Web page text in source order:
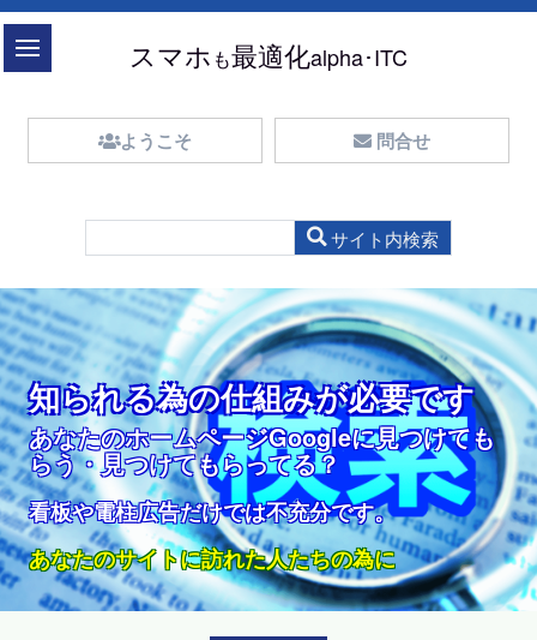
スマホ も最適化alpha･ITC
ようこそ 問合せ
どうやって医院を探しますか？
あなたは、どんな方法でお医者さんを
探しますか？
どうやって病院を探しますか？どんな医院なら少
し遠くても通いますか
スライダー画像クリックで関連記事にジャンプし
ます
どんな、お医者さん？
どんな医院なら？
多少遠くても行きますか？
通いますか？
クリックされ訪問されるために必要なこと
知られる為の仕組みが必要です
やみよのカラスになっていませんかホ
ームページ？
看板や電柱広告だけでは不充分なんです。
ウェブマーケティングが必要です。
知られる為の仕組みが必要です
あなたのホームページGoogleに見つけても
らう・見つけてもらってる？
看板や電柱広告だけでは不充分です。
あなたのサイトに訪れた人たちの為に
ホームページを持っていても、
知られるための仕組みが無ければ
ホームページが無いのと同じです。
サイト訪問者は、院内・設備ツアーや写真ギャラ
リーが見たくて「検索」している訳ではありませ
ん
ホームページの無い医院は論外です。得られる情報が無
いから
ツアーしたい訳ではありません
医療設備や機器の、
通り一遍のカタログ的内容では
サイト訪問者は、何が良いか？何の為に・なぜ必
要で、何が自分にとって有用なのかが分かりませ
ん。
必要なことは利用者の為の情報発信
ツアーが目的ではありません
医療設備や機器の、
通り一遍のカタログ的内容では
サイト訪問者は、何が良いのか？何の為に・必要
で、何が自分にとって有用なのかが分かりません
競合店表示なしGoogleマップ
余計な情報で利用者の邪魔をしない
ライバルを表示しないGoogleマップが
欲しい人、ほかにいませんか？
マップ上の住所表示・ポップアップは邪魔
手紙を出す訳じゃない・〒や都道府県名も！
入力が簡単な問合せ
あなたのお客様になってくれるかも知
れない人たちにとって
簡単お問い合わせ入力・安心の暗号化対策
無料で問合せ
簡易予約入力が簡単
予約日や時刻の入力も選択方式
(日付はカレンダーで、時刻も選択で簡単)
予約が簡単なサイト。しかも安心の暗号化対策（SSL)
メールで折り返し確認で確定
スマホ最適化サイト
スマホも、パソコンも、タブレットも
これ１つでOK
MFI※もRWD※にも対応しています
ウェブサイトのあるべき姿
タップでスグに電話できます。
どこにいても、どのページにいても、
あなたのサイトに訪れた
お客様になってくれるかも知れない人たちに便利
です
タップでスグに電話できます。
スマホ最適サイトしませんか？
インターネット利用のほとんどがスマ
ホから
理由は、パソコンなくてもスマホを持っているか
ら
スマホがつなぐネットに縁がなかった人たちをWebに
目次